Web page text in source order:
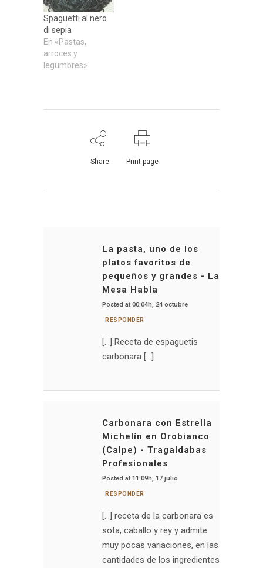
Spaguetti al nero
di sepia
En «Pastas,
arroces y
legumbres»
Share Print page
La pasta, uno de los
platos favoritos de
pequeños y grandes - La
Mesa Habla
Posted at 00:04h, 24 octubre
RESPONDER
[…] Receta de espaguetis
carbonara […]
Carbonara con Estrella
Michelín en Orobianco
(Calpe) - Tragaldabas
Profesionales
Posted at 11:09h, 17 julio
RESPONDER
[…] receta de la carbonara es
sota, caballo y rey y admite
muy pocas variaciones, en las
cantidades de los ingredientes